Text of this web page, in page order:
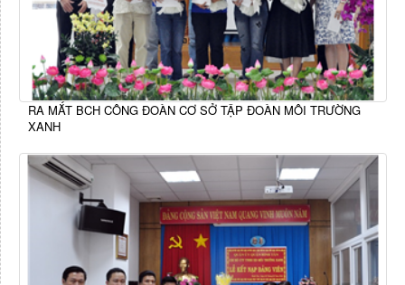
RA MẮT BCH CÔNG ĐOÀN CƠ SỞ TẬP ĐOÀN MÔI TRƯỜNG
XANH